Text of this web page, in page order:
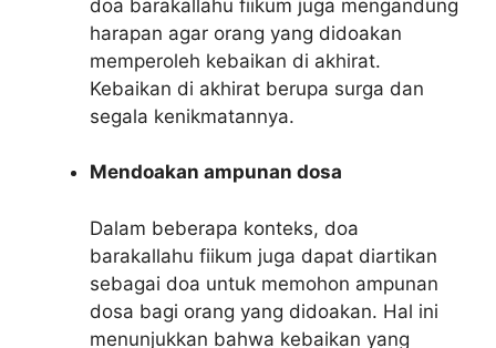
doa barakallahu fiikum juga mengandung
harapan agar orang yang didoakan
memperoleh kebaikan di akhirat.
Kebaikan di akhirat berupa surga dan
segala kenikmatannya.
Mendoakan ampunan dosa
Dalam beberapa konteks, doa
barakallahu fiikum juga dapat diartikan
sebagai doa untuk memohon ampunan
dosa bagi orang yang didoakan. Hal ini
menunjukkan bahwa kebaikan yang